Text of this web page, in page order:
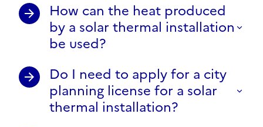
How can the heat produced
by a solar thermal installation
be used?
Do I need to apply for a city
planning license for a solar
thermal installation?